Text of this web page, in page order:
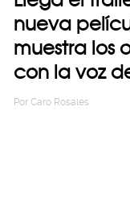
nueva
muestra los
con la voz
Por Caro Rosales